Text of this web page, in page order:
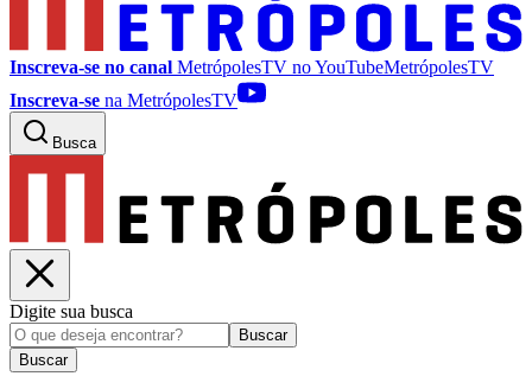
Inscreva-se no canal MetrópolesTV noYouTubeMetrópolesTV
Inscreva-se na MetrópolesTV
Busca
Digite sua busca
Buscar
Buscar